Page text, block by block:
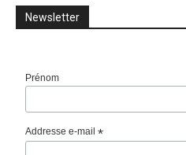
Newsletter
Prénom
Addresse e-mail*